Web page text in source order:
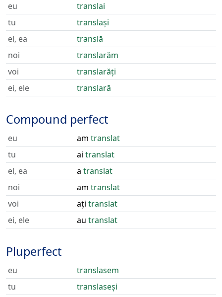
eu
translai
tu
translași
el, ea
translă
noi
translarăm
voi
translarăți
ei, ele
translară
Compound perfect
eu am translat
tu
ai translat
el, ea
a translat
noi
am translat
voi
ați translat
ei, ele
au translat
Pluperfect
eu
translasem
tu
translaseși